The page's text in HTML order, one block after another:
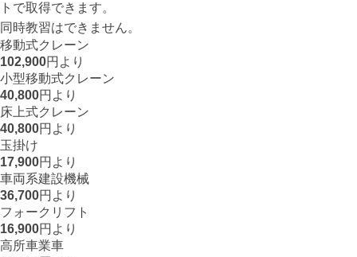
トで取得できます。
同時教習はできません。
移動式クレーン
102,900円より
小型移動式クレーン
40,800円より
床上式クレーン
40,800円より
玉掛け
17,900円より
車両系建設機械
36,700円より
フォークリフト
16,900円より
高所車業車